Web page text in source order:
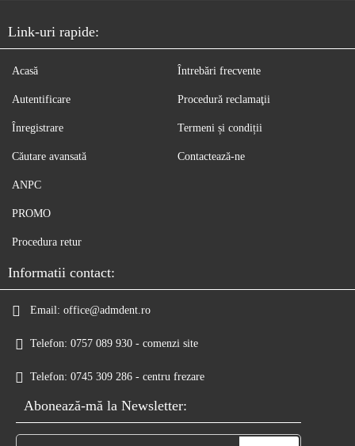
Link-uri rapide:
Acasă
Autentificare
Înregistrare
Căutare avansată
Întrebări frecvente
Procedură reclamaţii
Termeni și condiții
Contactează-ne
ANPC
PROMO
Procedura retur
Informatii contact:
Email: office@admdent.ro
Telefon: 0757 089 930 - comenzi site
Telefon: 0745 309 286 - centru frezare
Abonează-mă la Newsletter: